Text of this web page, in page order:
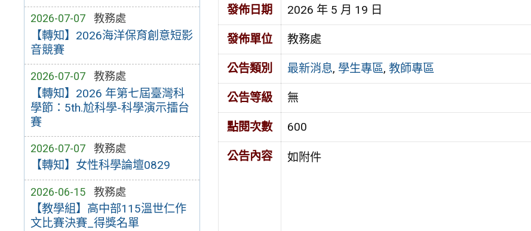
2026-07-07 教務處
【轉知】2026海洋保育創意短影
音競賽
2026-07-07 教務處
【轉知】2026 年第七屆臺灣科
學節：5th.尬科學-科學演示擂台
賽
2026-07-07 教務處
【轉知】女性科學論壇0829
2026-06-15 教務處
【教學組】高中部115溫世仁作
文比賽決賽_得獎名單
發佈日期 2026 年 5 月 19 日
發佈單位 教務處
公告類別 最新消息, 學生專區, 教師專區
公告等級 無
點閱次數 600
公告內容 如附件